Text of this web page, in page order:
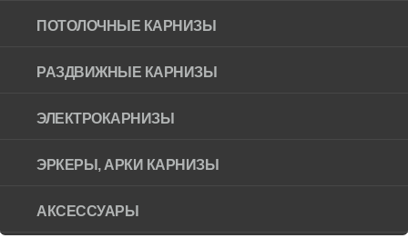
ПОТОЛОЧНЫЕ КАРНИЗЫ
РАЗДВИЖНЫЕ КАРНИЗЫ
ЭЛЕКТРОКАРНИЗЫ
ЭРКЕРЫ, АРКИ КАРНИЗЫ
АКСЕССУАРЫ